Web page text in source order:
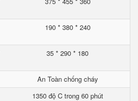
190 * 380 * 240
35 * 290 * 180
An Toàn chống cháy
1350 độ C trong 60 phút